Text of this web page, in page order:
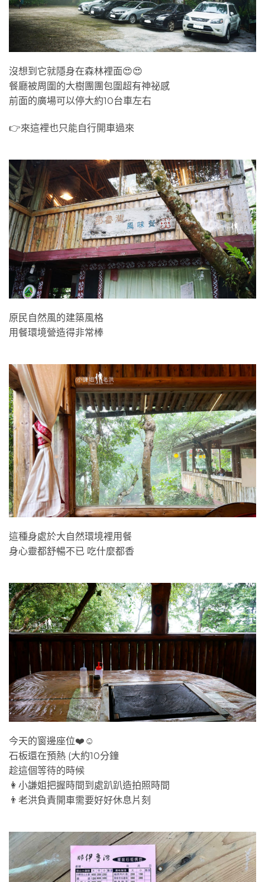
沒想到它就隱身在森林裡面😍😍
餐廳被周圍的大樹團團包圍超有神祕感
前面的廣場可以停大約10台車左右
👉來這裡也只能自行開車過來
原民自然風的建築風格
用餐環境營造得非常棒
這種身處於大自然環境裡用餐
身心靈都舒暢不已 吃什麼都香
今天的窗邊座位❤️☺️
石板還在預熱 (大約10分鐘
趁這個等待的時候
👩小謙姐把握時間到處趴趴造拍照時間
👨老洪負責開車需要好好休息片刻